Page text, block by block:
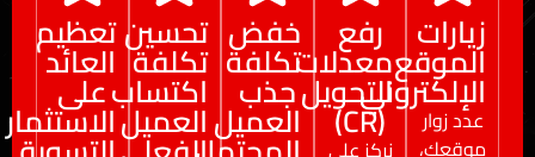
رفع
معدلات
التحويل
خفض
تكلفة
جذب
العميل
تحسين
تكلفة
اكتساب
العميل
تعظيم
العائد
على
الاستثمار